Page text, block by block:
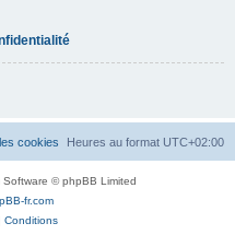
Heures au format UTC+02:00
cookies
Software © phpBB Limited
fr.com
Conditions